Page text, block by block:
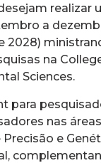
realizar
a
2028)
na
Sciences.
para
nas
e